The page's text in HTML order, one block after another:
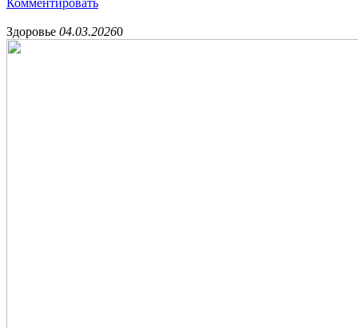
Комментировать
Здоровье 04.03.20260